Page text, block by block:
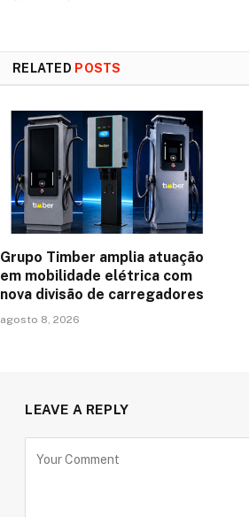
RELATED POSTS
Grupo Timber amplia atuação
em mobilidade elétrica com
nova divisão de carregadores
agosto 8, 2026
LEAVE A REPLY